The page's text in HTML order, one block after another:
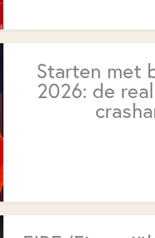
Starten met
2026: de